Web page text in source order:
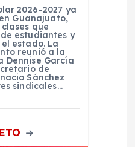
2026–2027 ya
Guanajuato,
que
estudiantes y
estado. La
reunió a la
Dennise García
de
Sánchez
sindicales…